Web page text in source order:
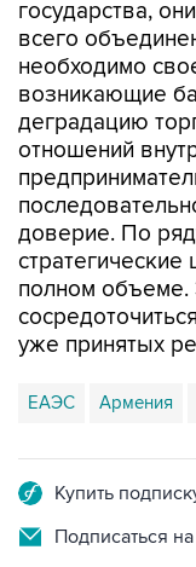
государства,
всего
необходимо
возникающие
деградацию
отношений
доверие. По
стратегические
полном объеме.
уже принятых
ЕАЭС Армения
Купить
Подписаться